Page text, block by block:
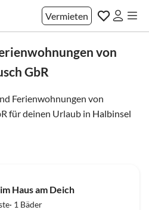
Vermieten
von
GbR
Ferienwohnungen von
für deinen Urlaub in Halbinsel
Haus am Deich
1 Bäder